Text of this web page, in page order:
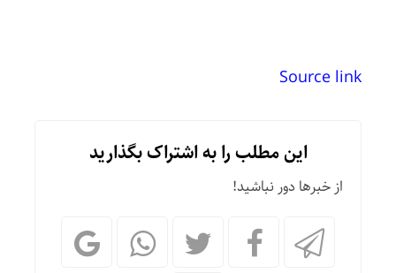
Source link
این مطلب را به اشتراک بگذارید
از خبرها دور نباشید!